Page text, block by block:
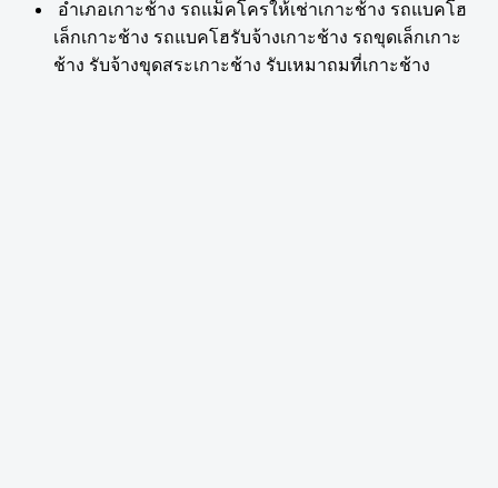
อำเภอเกาะช้าง รถแม็คโครให้เช่าเกาะช้าง รถแบคโฮ
เล็กเกาะช้าง รถแบคโฮรับจ้างเกาะช้าง รถขุดเล็กเกาะ
ช้าง รับจ้างขุดสระเกาะช้าง รับเหมาถมที่เกาะช้าง